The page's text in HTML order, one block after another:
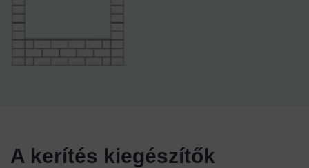
A kerítés kiegészítők